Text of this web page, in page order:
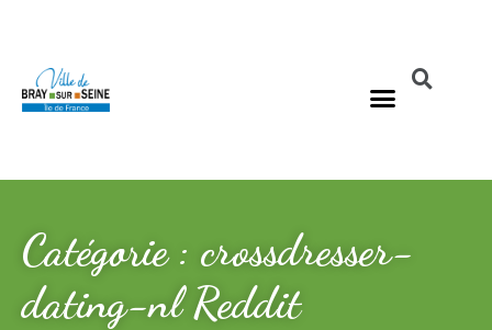
Catégorie : crossdresser-
dating-nl Reddit